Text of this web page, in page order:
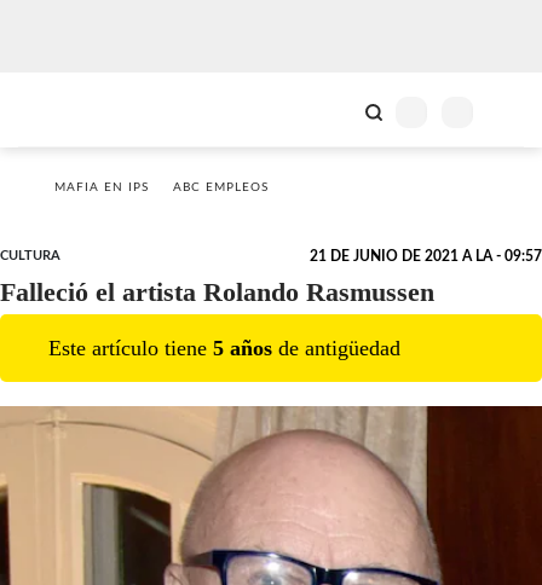
MAFIA EN IPS ABC EMPLEOS
CULTURA 21 DE JUNIO DE 2021 A LA - 09:57
Falleció el artista Rolando Rasmussen
Este artículo tiene 5 años de antigüedad